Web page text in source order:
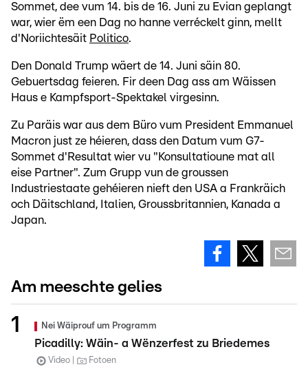
Sommet, dee vum 14. bis de 16. Juni zu Evian geplangt
war, wier ëm een Dag no hanne verréckelt ginn, mellt
d'Noriichtesäit Politico.
Den Donald Trump wäert de 14. Juni säin 80.
Gebuertsdag feieren. Fir deen Dag ass am Wäissen
Haus e Kampfsport-Spektakel virgesinn.
Zu Paräis war aus dem Büro vum President Emmanuel
Macron just ze héieren, dass den Datum vum G7-
Sommet d'Resultat wier vu "Konsultatioune mat all
eise Partner". Zum Grupp vun de groussen
Industriestaate gehéieren nieft den USA a Frankräich
och Däitschland, Italien, Groussbritannien, Kanada a
Japan.
Am meeschte gelies
Nei Wäiprouf um Programm
Picadilly: Wäin- a Wënzerfest zu Briedemes
Video Fotoen